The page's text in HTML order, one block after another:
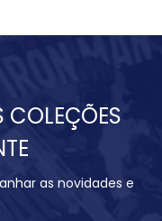
COLEÇÕES
as novidades e